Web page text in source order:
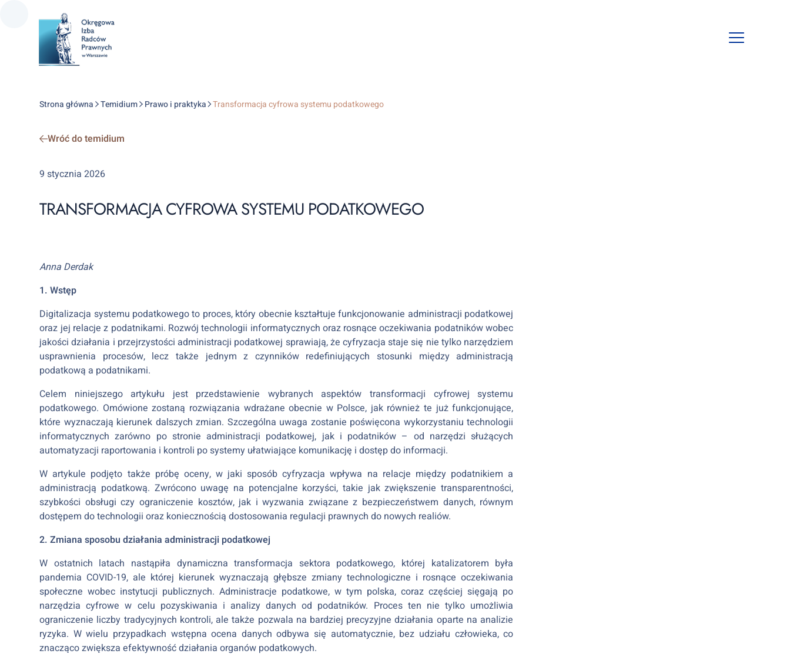
Open
Strona główna Temidium Prawo i praktyka Transformacja cyfrowa systemu podatkowego
Wróć do temidium
9 stycznia 2026
TRANSFORMACJA CYFROWA SYSTEMU PODATKOWEGO
Anna Derdak
1. Wstęp
Digitalizacja systemu podatkowego to proces, który obecnie kształtuje funkcjonowanie administracji podatkowej
oraz jej relacje z podatnikami. Rozwój technologii informatycznych oraz rosnące oczekiwania podatników wobec
jakości działania i przejrzystości administracji podatkowej sprawiają, że cyfryzacja staje się nie tylko narzędziem
usprawnienia procesów, lecz także jednym z czynników redefiniujących stosunki między administracją
podatkową a podatnikami.
Celem niniejszego artykułu jest przedstawienie wybranych aspektów transformacji cyfrowej systemu
podatkowego. Omówione zostaną rozwiązania wdrażane obecnie w Polsce, jak również te już funkcjonujące,
które wyznaczają kierunek dalszych zmian. Szczególna uwaga zostanie poświęcona wykorzystaniu technologii
informatycznych zarówno po stronie administracji podatkowej, jak i podatników – od narzędzi służących
automatyzacji raportowania i kontroli po systemy ułatwiające komunikację i dostęp do informacji.
W artykule podjęto także próbę oceny, w jaki sposób cyfryzacja wpływa na relacje między podatnikiem a
administracją podatkową. Zwrócono uwagę na potencjalne korzyści, takie jak zwiększenie transparentności,
szybkości obsługi czy ograniczenie kosztów, jak i wyzwania związane z bezpieczeństwem danych, równym
dostępem do technologii oraz koniecznością dostosowania regulacji prawnych do nowych realiów.
2. Zmiana sposobu działania administracji podatkowej
W ostatnich latach nastąpiła dynamiczna transformacja sektora podatkowego, której katalizatorem była
pandemia COVID-19, ale której kierunek wyznaczają głębsze zmiany technologiczne i rosnące oczekiwania
społeczne wobec instytucji publicznych. Administracje podatkowe, w tym polska, coraz częściej sięgają po
narzędzia cyfrowe w celu pozyskiwania i analizy danych od podatników. Proces ten nie tylko umożliwia
ograniczenie liczby tradycyjnych kontroli, ale także pozwala na bardziej precyzyjne działania oparte na analizie
ryzyka. W wielu przypadkach wstępna ocena danych odbywa się automatycznie, bez udziału człowieka, co
znacząco zwiększa efektywność działania organów podatkowych.